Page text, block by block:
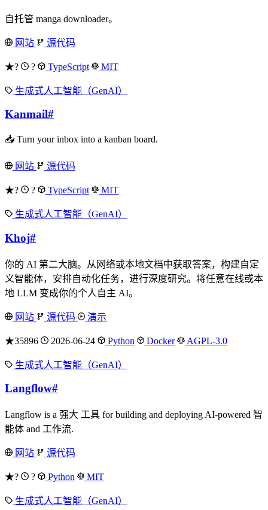
自托管 manga downloader。
网站 源代码
★? ? TypeScript MIT
生成式人工智能（GenAI）
Kanmail#
📥 Turn your inbox into a kanban board.
网站 源代码
★? ? TypeScript MIT
生成式人工智能（GenAI）
Khoj#
你的 AI 第二大脑。从网络或本地文档中获取答案，构建自定
义智能体，安排自动化任务，进行深度研究。将任意在线或本
地 LLM 变成你的个人自主 AI。
网站 源代码 演示
★35896 2026-06-24 Python Docker AGPL-3.0
生成式人工智能（GenAI）
Langflow#
Langflow is a 强大 工具 for building and deploying AI-powered 智
能体 and 工作流.
网站 源代码
★? ? Python MIT
生成式人工智能（GenAI）